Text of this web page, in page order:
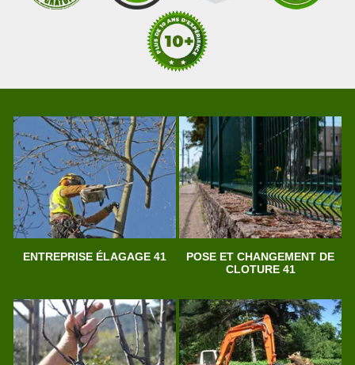
ENTREPRISE ÉLAGAGE 41
POSE ET CHANGEMENT DE
CLOTURE 41